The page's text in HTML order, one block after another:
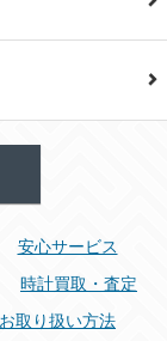
(6) 犯罪的行為、または犯罪的行為に結びつく行為、もしくはその恐れのある行為。
(9) 弊社の企業活動の運営を妨げるような行為、誹謗するような行為。
(12) その他、法令に違反または違反する恐れのある行為。
2) ユーザーは、本サイト及び本サービスの利用により、弊社または第三者が損害を被ったときは、かかる損害を賠償するものとします。
安心サービス
時計買取・査定
取り扱い方法